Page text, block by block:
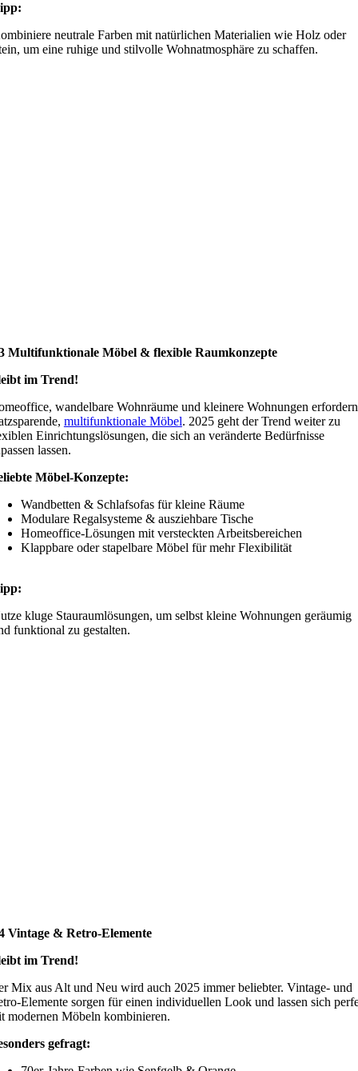
neutrale Farben mit natürlichen Materialien wie Holz oder
um eine ruhige und stilvolle Wohnatmosphäre zu schaffen.
Multifunktionale Möbel & flexible Raumkonzepte
im Trend!
wandelbare Wohnräume und kleinere Wohnungen erfordern
multifunktionale Möbel. 2025 geht der Trend weiter zu
Einrichtungslösungen, die sich an veränderte Bedürfnisse
lassen.
Möbel-Konzepte:
Wandbetten & Schlafsofas für kleine Räume
Modulare Regalsysteme & ausziehbare Tische
Homeoffice-Lösungen mit versteckten Arbeitsbereichen
Klappbare oder stapelbare Möbel für mehr Flexibilität
kluge Stauraumlösungen, um selbst kleine Wohnungen geräumig
funktional zu gestalten.
Vintage & Retro-Elemente
im Trend!
Mix aus Alt und Neu wird auch 2025 immer beliebter. Vintage- und
Elemente sorgen für einen individuellen Look und lassen sich
modernen Möbeln kombinieren.
gefragt: